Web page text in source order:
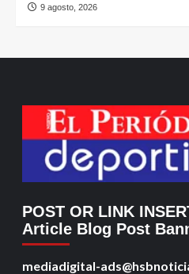
9 agosto, 2026
POST OR LINK
Article Blog Post
mediadigital-